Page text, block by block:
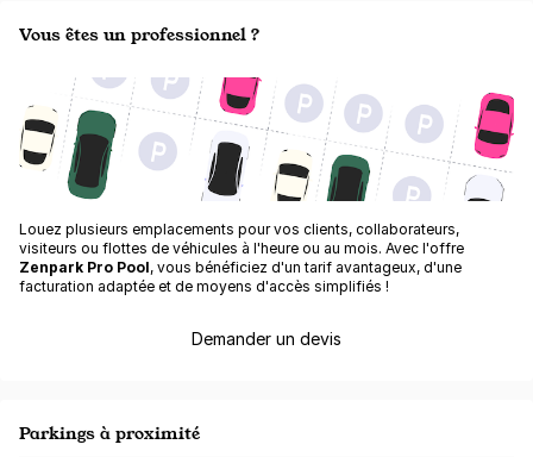
Vous êtes un professionnel ?
Louez plusieurs emplacements pour vos clients, collaborateurs,
visiteurs ou flottes de véhicules à l'heure ou au mois. Avec l'offre
Zenpark Pro Pool, vous bénéficiez d'un tarif avantageux, d'une
facturation adaptée et de moyens d'accès simplifiés !
Demander un devis
Parkings à proximité